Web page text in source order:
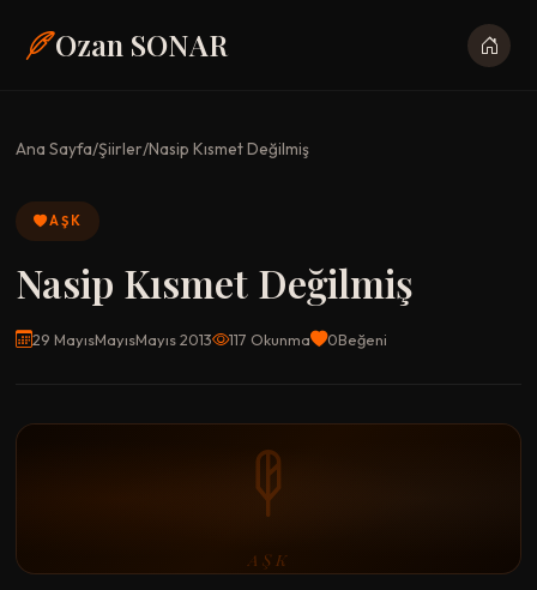
Ozan SONAR
Ana Sayfa/Şiirler/Nasip Kısmet Değilmiş
AŞK
Nasip Kısmet Değilmiş
29 MayısMayısMayıs 2013 117 Okunma 0Beğeni
AŞK